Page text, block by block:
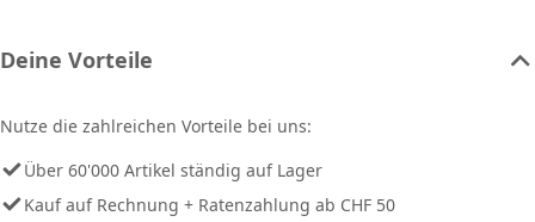
Deine Vorteile
Nutze die zahlreichen Vorteile bei uns:
Über 60'000 Artikel ständig auf Lager
Kauf auf Rechnung + Ratenzahlung ab CHF 50